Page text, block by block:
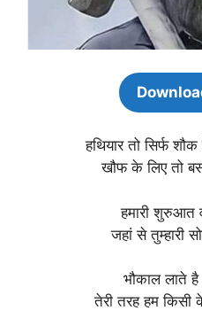
हथियार तो सिर्फ
खौफ के लिए तो
हमारी शुरुआत
जहां से तुम्हारी
भौकाल लाते
तेरी तरह हम